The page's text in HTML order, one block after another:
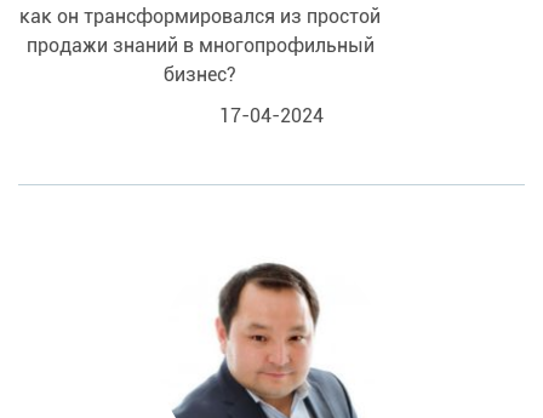
как он трансформировался из простой
продажи знаний в многопрофильный
бизнес?
17-04-2024